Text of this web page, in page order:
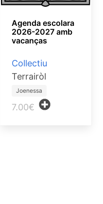
Agenda escolara
2026-2027 amb
vacanças
Collectiu
Terrairòl
Joenessa
7.00€